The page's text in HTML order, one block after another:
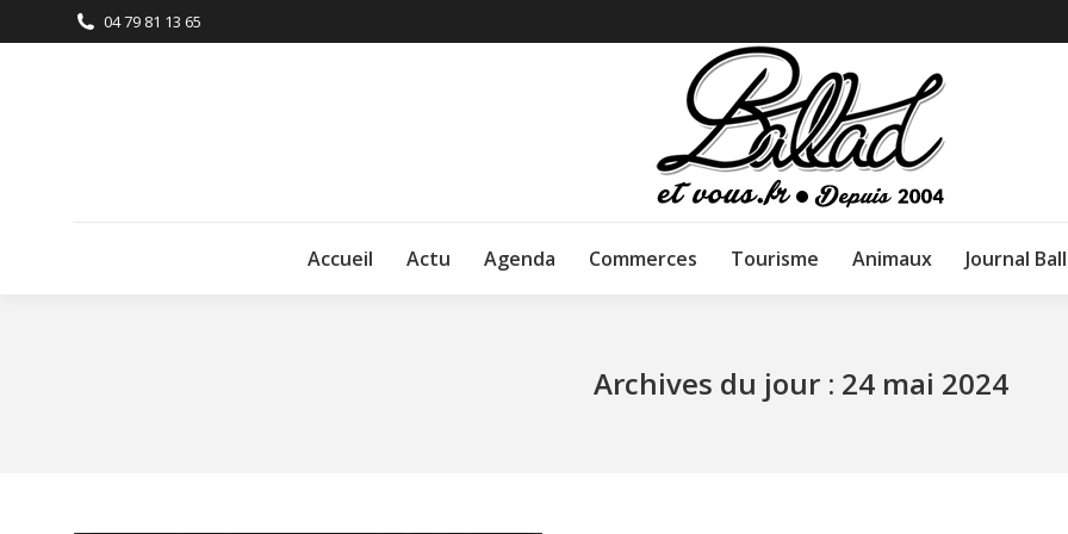
04 79 81 13 65
Accueil Actu Agenda Commerces Tourisme Animaux Journal
Archives du jour : 24 mai 2024